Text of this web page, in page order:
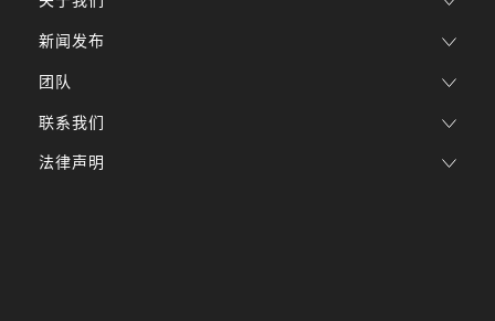
新闻发布
团队
联系我们
法律声明